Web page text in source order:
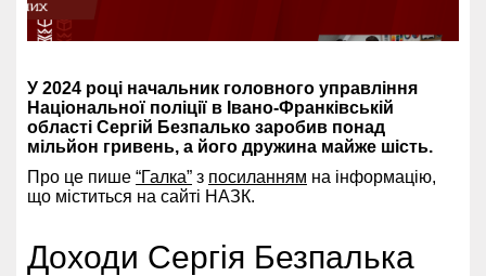
У 2024 році начальник головного управління
Національної поліції в Івано-Франківській
області Сергій Безпалько заробив понад
мільйон гривень, а його дружина майже шість.
Про це пише “Галка” з посиланням на інформацію,
що міститься на сайті НАЗК.
Доходи Сергія Безпалька